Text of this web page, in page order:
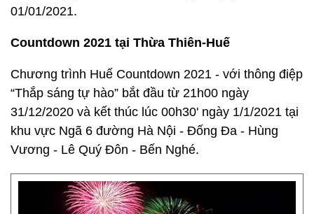
01/01/2021.
Countdown 2021 tại Thừa Thiên-Huế
Chương trình Huế Countdown 2021 - với thông điệp
“Thắp sáng tự hào” bắt đầu từ 21h00 ngày
31/12/2020 và kết thúc lúc 00h30' ngày 1/1/2021 tại
khu vực Ngã 6 đường Hà Nội - Đống Đa - Hùng
Vương - Lê Quý Đôn - Bến Nghé.